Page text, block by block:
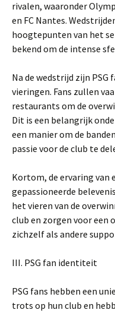
rivalen, waaronder
en FC Nantes.
hoogtepunten van het
bekend om de intense
Na de wedstrijd zijn PSG
vieringen. Fans zullen
restaurants om de
Dit is een belangrijk
een manier om de
passie voor de club te
Kortom, de ervaring van
gepassioneerde
het vieren van de
club en zorgen voor een
zichzelf als andere
III. PSG fan identiteit
PSG fans hebben een
trots op hun club en